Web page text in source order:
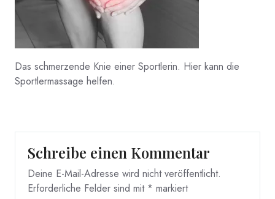
Das schmerzende Knie einer Sportlerin. Hier kann die
Sportlermassage helfen.
Schreibe einen Kommentar
Deine E-Mail-Adresse wird nicht veröffentlicht.
Erforderliche Felder sind mit * markiert